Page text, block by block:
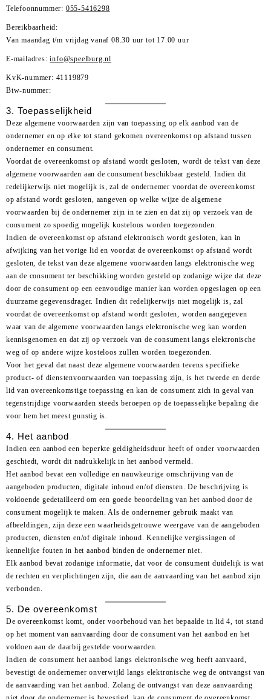
Telefoonnummer: 055-5416298
Bereikbaarheid:
Van maandag t/m vrijdag vanaf 08.30 uur tot 17.00 uur
E-mailadres:info@speelburg.nl
KvK-nummer: 41119879
Btw-nummer:
3. Toepasselijkheid
Deze algemene voorwaarden zijn van toepassing op elk aanbod van de
ondernemer en op elke tot stand gekomen overeenkomst op afstand tussen
ondernemer en consument.
Voordat de overeenkomst op afstand wordt gesloten, wordt de tekst van deze
algemene voorwaarden aan de consument beschikbaar gesteld. Indien dit
redelijkerwijs niet mogelijk is, zal de ondernemer voordat de overeenkomst
op afstand wordt gesloten, aangeven op welke wijze de algemene
voorwaarden bij de ondernemer zijn in te zien en dat zij op verzoek van de
consument zo spoedig mogelijk kosteloos worden toegezonden.
Indien de overeenkomst op afstand elektronisch wordt gesloten, kan in
afwijking van het vorige lid en voordat de overeenkomst op afstand wordt
gesloten, de tekst van deze algemene voorwaarden langs elektronische weg
aan de consument ter beschikking worden gesteld op zodanige wijze dat deze
door de consument op een eenvoudige manier kan worden opgeslagen op een
duurzame gegevensdrager. Indien dit redelijkerwijs niet mogelijk is, zal
voordat de overeenkomst op afstand wordt gesloten, worden aangegeven
waar van de algemene voorwaarden langs elektronische weg kan worden
kennisgenomen en dat zij op verzoek van de consument langs elektronische
weg of op andere wijze kosteloos zullen worden toegezonden.
Voor het geval dat naast deze algemene voorwaarden tevens specifieke
product- of dienstenvoorwaarden van toepassing zijn, is het tweede en derde
lid van overeenkomstige toepassing en kan de consument zich in geval van
tegenstrijdige voorwaarden steeds beroepen op de toepasselijke bepaling die
voor hem het meest gunstig is.
4. Het aanbod
Indien een aanbod een beperkte geldigheidsduur heeft of onder voorwaarden
geschiedt, wordt dit nadrukkelijk in het aanbod vermeld.
Het aanbod bevat een volledige en nauwkeurige omschrijving van de
aangeboden producten, digitale inhoud en/of diensten. De beschrijving is
voldoende gedetailleerd om een goede beoordeling van het aanbod door de
consument mogelijk te maken. Als de ondernemer gebruik maakt van
afbeeldingen, zijn deze een waarheidsgetrouwe weergave van de aangeboden
producten, diensten en/of digitale inhoud. Kennelijke vergissingen of
kennelijke fouten in het aanbod binden de ondernemer niet.
Elk aanbod bevat zodanige informatie, dat voor de consument duidelijk is wat
de rechten en verplichtingen zijn, die aan de aanvaarding van het aanbod zijn
verbonden.
5. De overeenkomst
De overeenkomst komt, onder voorbehoud van het bepaalde in lid 4, tot stand
op het moment van aanvaarding door de consument van het aanbod en het
voldoen aan de daarbij gestelde voorwaarden.
Indien de consument het aanbod langs elektronische weg heeft aanvaard,
bevestigt de ondernemer onverwijld langs elektronische weg de ontvangst van
de aanvaarding van het aanbod. Zolang de ontvangst van deze aanvaarding